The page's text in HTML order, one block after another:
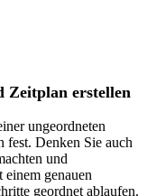
Zeitplan erstellen
ungeordneten
fest. Denken Sie auch
und
genauen
geordnet ablaufen.